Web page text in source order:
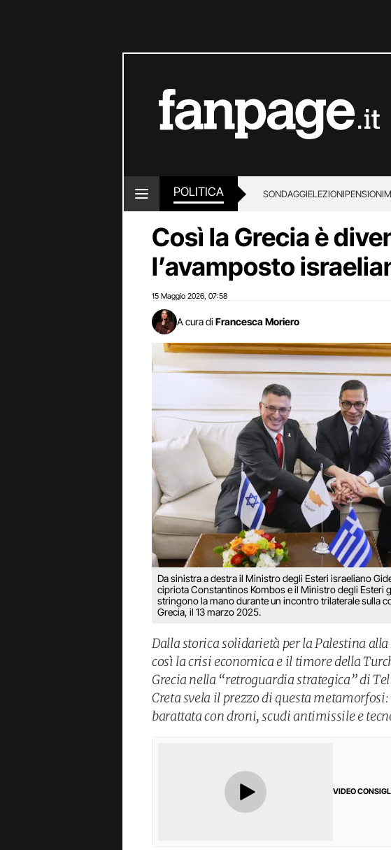
POLITICA SONDAGGIELEZIONIPENSIONI
Così la Grecia è
l’avamposto
15 Maggio 2026 07:58
A cura di Francesca Moriero
Da sinistra a destra il Ministro degli Esteri israeliano
cipriota Constantinos Kombos e il Ministro degli Esteri
stringono la mano durante un incontro trilaterale sulla
Grecia, il 13 marzo 2025.
Dalla storica solidarietà per la Palestina
così la crisi economica e il timore della
Grecia nella “retroguardia strategica” di
Creta svela il prezzo di questa
barattata con droni, scudi antimissile e
VIDEO